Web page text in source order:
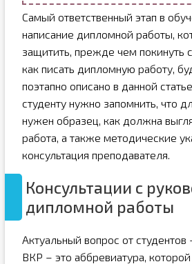
Самый ответственный этап в
написание дипломной работы,
защитить, прежде чем покинуть
как писать дипломную работу,
поэтапно описано в данной
студенту нужно запомнить, что
нужен образец, как должна
работа, а также методические
консультация преподавателя.
Консультации с
дипломной работы
Актуальный вопрос от
ВКР – это аббревиатура,